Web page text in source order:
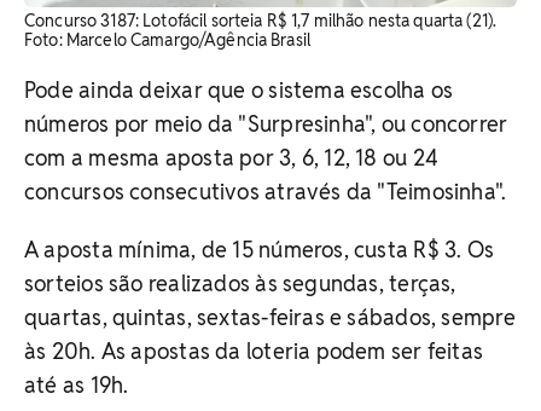
Concurso 3187: Lotofácil sorteia R$ 1,7 milhão nesta quarta (21).
Foto: Marcelo Camargo/Agência Brasil
Pode ainda deixar que o sistema escolha os
números por meio da "Surpresinha", ou concorrer
com a mesma aposta por 3, 6, 12, 18 ou 24
concursos consecutivos através da "Teimosinha".
A aposta mínima, de 15 números, custa R$ 3. Os
sorteios são realizados às segundas, terças,
quartas, quintas, sextas-feiras e sábados, sempre
às 20h. As apostas da loteria podem ser feitas
até as 19h.